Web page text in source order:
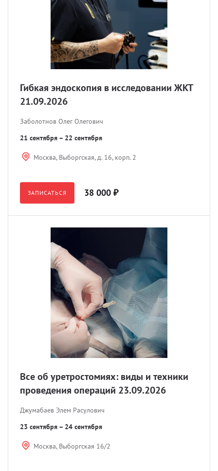
Гибкая эндоскопия в исследовании ЖКТ
21.09.2026
Заболотнов Олег Олегович
21 сентября – 22 сентября
Москва, Выборгская, д. 16, корп. 2
ЗАПИСАТЬСЯ 38 000 ₽
Все об уретростомиях: виды и техники
проведения операций 23.09.2026
Джумабаев Элем Расулович
23 сентября – 24 сентября
Москва, Выборгская 16/2